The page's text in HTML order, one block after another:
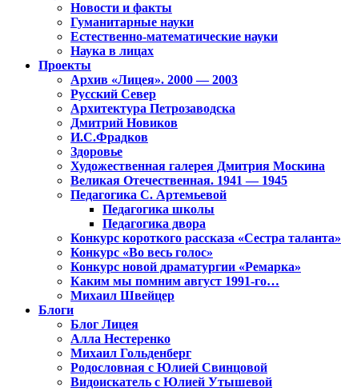
Новости и факты
Гуманитарные науки
Естественно-математические науки
Наука в лицах
Проекты
Архив «Лицея». 2000 — 2003
Русский Север
Архитектура Петрозаводска
Дмитрий Новиков
И.С.Фрадков
Здоровье
Художественная галерея Дмитрия Москина
Великая Отечественная. 1941 — 1945
Педагогика С. Артемьевой
Педагогика школы
Педагогика двора
Конкурс короткого рассказа «Сестра таланта»
Конкурс «Во весь голос»
Конкурс новой драматургии «Ремарка»
Каким мы помним август 1991-го…
Михаил Швейцер
Блоги
Блог Лицея
Алла Нестеренко
Михаил Гольденберг
Родословная с Юлией Свинцовой
Видоискатель с Юлией Утышевой